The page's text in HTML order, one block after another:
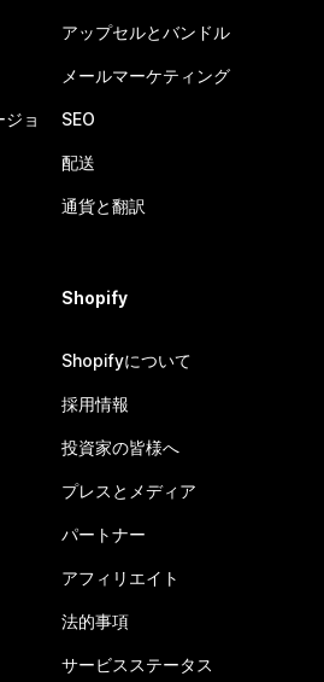
ョ
アップセルとバンドル
メールマーケティング
SEO
配送
通貨と翻訳
Shopify
Shopifyについて
採用情報
投資家の皆様へ
プレスとメディア
パートナー
アフィリエイト
法的事項
サービスステータス